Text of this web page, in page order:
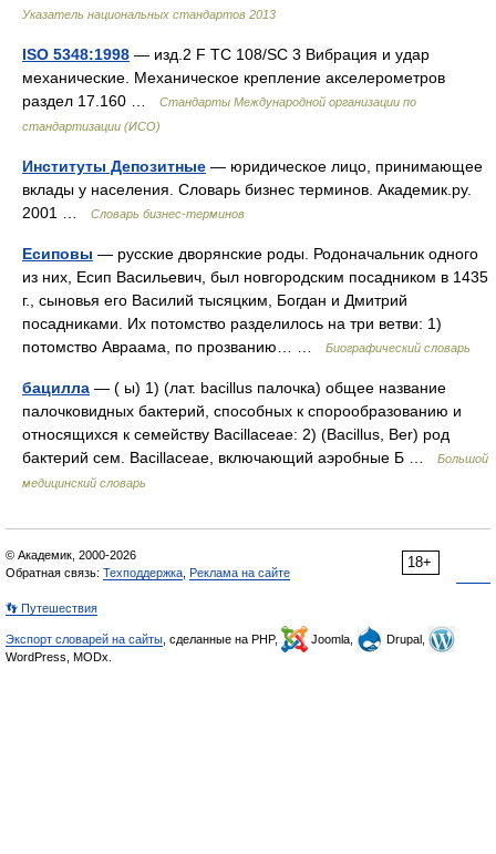
Указатель национальных стандартов 2013
ISO 5348:1998 — изд.2 F TC 108/SC 3 Вибрация и удар
механические. Механическое крепление акселерометров
раздел 17.160 …
Стандарты Международной организации по
стандартизации (ИСО)
Институты Депозитные — юридическое лицо, принимающее
вклады у населения. Словарь бизнес терминов. Академик.ру.
2001 …
Словарь бизнес-терминов
Есиповы — русские дворянские роды. Родоначальник одного
из них, Есип Васильевич, был новгородским посадником в 1435
г., сыновья его Василий тысяцким, Богдан и Дмитрий
посадниками. Их потомство разделилось на три ветви: 1)
потомство Авраама, по прозванию… …
Биографический словарь
бацилла — ( ы) 1) (лат. bacillus палочка) общее название
палочковидных бактерий, способных к спорообразованию и
относящихся к семейству Bacillaceae: 2) (Bacillus, Ber) род
бактерий сем. Bacillaceae, включающий аэробные Б …
Большой
медицинский словарь
18+
© Академик, 2000-2026
Обратная связь: Техподдержка Реклама на сайте
👣 Путешествия
Экспорт словарей на сайты , сделанные на PHP, Joomla,
Drupal,
WordPress, MODx.